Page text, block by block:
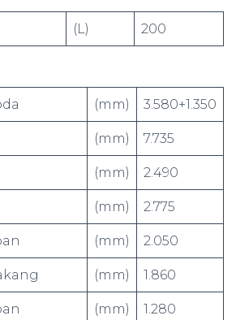
(L) 200
(mm) 3.580+1.350
(mm) 7.735
(mm) 2.490
(mm) 2.775
(mm) 2.050
(mm) 1.860
(mm) 1.280